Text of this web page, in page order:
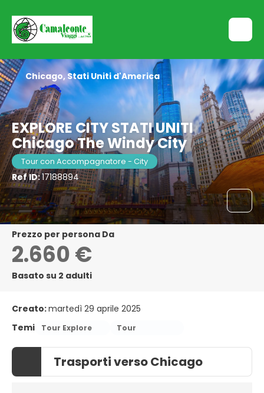
EXPLORE CITY STATI UNITI
Chicago The Windy City
Tour con Accompagnatore - City
Ref ID:17188894
Chicago, Stati Uniti d'America
Prezzo per persona Da
2.660 €
Basato su 2 adulti
Creato:martedì 29 aprile 2025
Temi
Tour Explore Tour
Trasporti verso Chicago